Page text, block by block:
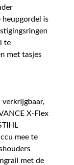
is
te
met tasjes
verkrijgbaar,
X-Flex
mee te
met de